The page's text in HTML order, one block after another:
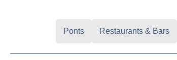
Ponts Restaurants & Bars